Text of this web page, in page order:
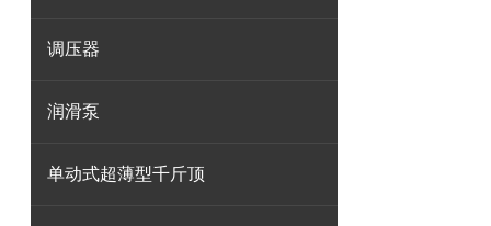
调压器
润滑泵
单动式超薄型千斤顶